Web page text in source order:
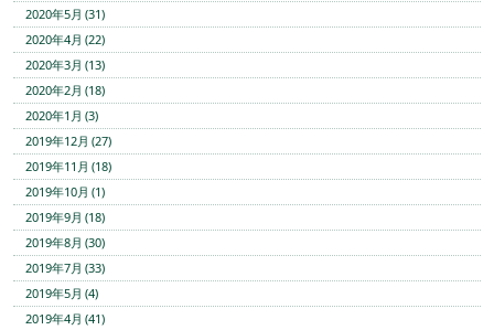
2020年5月 (31)
2020年4月 (22)
2020年3月 (13)
2020年2月 (18)
2020年1月 (3)
2019年12月 (27)
2019年11月 (18)
2019年10月 (1)
2019年9月 (18)
2019年8月 (30)
2019年7月 (33)
2019年5月 (4)
2019年4月 (41)